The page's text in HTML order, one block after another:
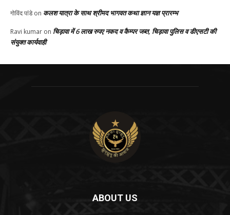
गोविंद पांडेon कलश यात्रा के साथ श्रीमद भागवत कथा ज्ञान यज्ञ प्रारम्भ
Ravi kumar on चिड़ावा में 6 लाख रुपए नकद व कैम्पर जब्त, चिड़ावा पुलिस व डीएसटी की
संयुक्त कार्यवाही
ABOUT US